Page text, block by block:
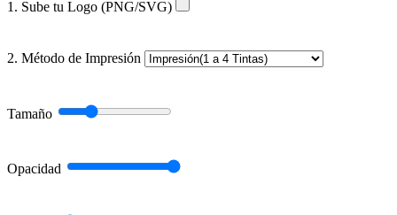
1. Sube tu Logo (PNG/SVG)
2. Método de Impresión
Tamaño
Opacidad